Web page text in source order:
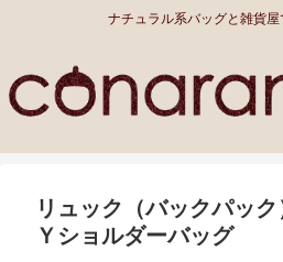
ナチュラル系バッグと雑貨屋
リュック（バックパッ
Ｙショルダーバッグ